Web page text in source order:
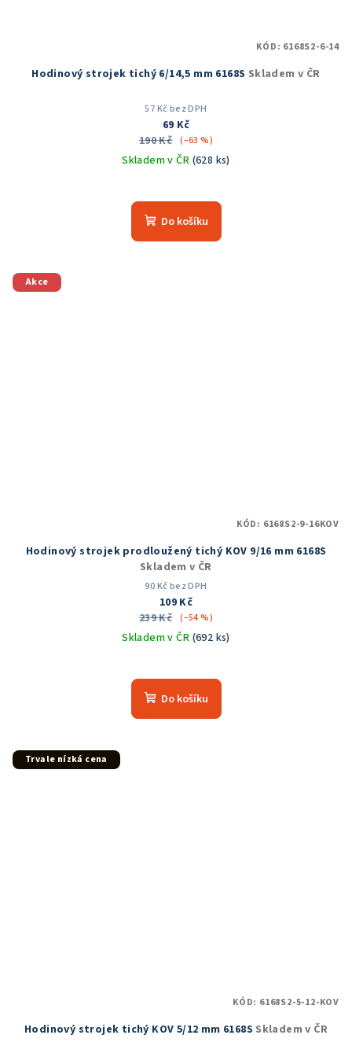
Hodinový strojek tichý 6/14,5 mm 6168S Skladem v ČR
57 Kč bez DPH
69 Kč
190 Kč (–63 %)
Skladem v ČR (628 ks)
hodnocení
produktu
Do košíku
KÓD: 6168S2-6-14
Akce
Hodinový strojek prodloužený tichý KOV 9/16 mm 6168S
Skladem v ČR
90 Kč bez DPH
109 Kč
239 Kč (–54 %)
Skladem v ČR (692 ks)
hodnocení
produktu
Do košíku
KÓD: 6168S2-9-16KOV
Trvale nízká cena
Hodinový strojek tichý KOV 5/12 mm 6168S Skladem v ČR
KÓD: 6168S2-5-12-KOV